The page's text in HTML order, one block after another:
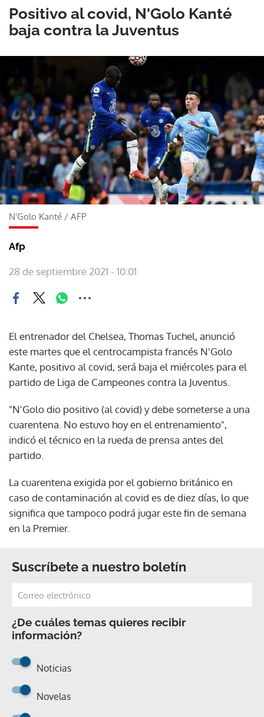
Positivo al covid, N'Golo Kanté
baja contra la Juventus
N'Golo Kanté / AFP
Afp
28 de septiembre 2021 - 10:01
El entrenador del Chelsea, Thomas Tuchel, anunció
este martes que el centrocampista francés N'Golo
Kante, positivo al covid, será baja el miércoles para el
partido de Liga de Campeones contra la Juventus.
"N'Golo dio positivo (al covid) y debe someterse a una
cuarentena. No estuvo hoy en el entrenamiento",
indicó el técnico en la rueda de prensa antes del
partido.
La cuarentena exigida por el gobierno británico en
caso de contaminación al covid es de diez días, lo que
significa que tampoco podrá jugar este fin de semana
en la Premier.
Suscríbete a nuestro boletín
¿De cuáles temas quieres recibir
información?
Noticias
Novelas